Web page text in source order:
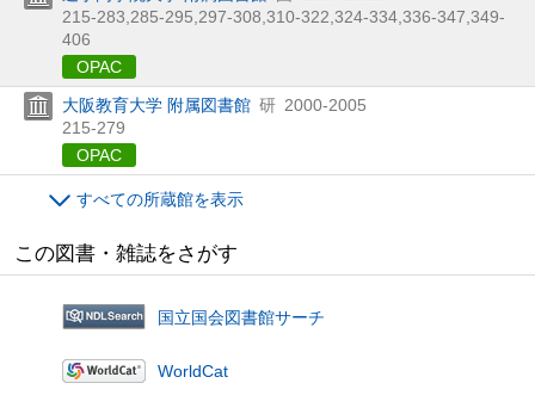
215-283, 285-295, 297-308, 310-322, 324-334, 336-347, 349-
406
OPAC
大阪教育大学 附属図書館 研 2000-2005
215-279
OPAC
すべての所蔵館を表示
この図書・雑誌をさがす
国立国会図書館サーチ
WorldCat